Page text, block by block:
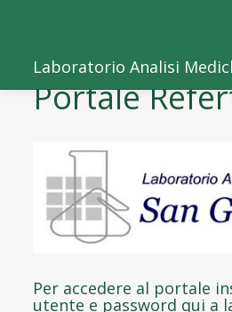
Laboratorio Analisi
Portale
Per accedere al portale
utente e password qui a